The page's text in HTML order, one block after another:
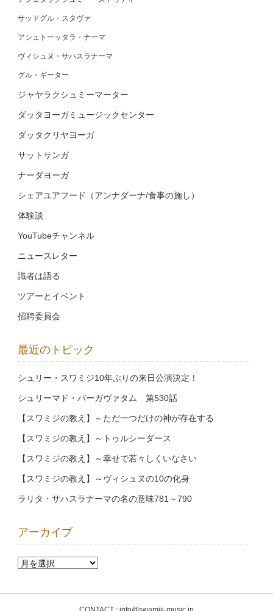
サッドグル・スタヴァ
アシュトーッタラ・ナーマ
ヴィシュヌ・サハスラナーマ
グル・ギーター
ジャヤラクシュミーマーター
ダッタヨーガミュージックセンター
ダッタクリヤヨーガ
サットサンガ
ナーダヨーガ
シェアユアフード（アンナダーナ/食事の施し）
体験談
YouTubeチャンネル
ニュースレター
識者は語る
ツアーとイベント
招聘委員会
最近のトピック
シュリー・スワミジ10年ぶりの来日公演決定！
シュリーマド・バーガヴァタム 第530話
【スワミジの教え】～ただ一つだけの神が存在する
【スワミジの教え】～トゥルシーダース
【スワミジの教え】～幸せで若々しくいなさい
【スワミジの教え】～ヴィシュヌの10の化身
ラリタ・サハスラナーマの名の意味781～790
アーカイブ